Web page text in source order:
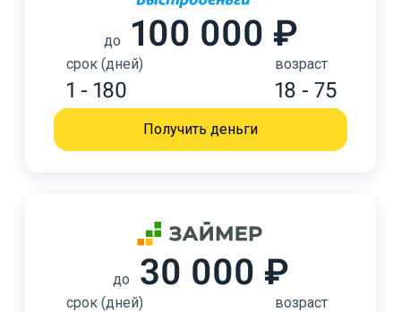
до 100 000 ₽
срок (дней)
1 - 180
возраст
18 - 75
Получить деньги
до 30 000 ₽
срок (дней) возраст